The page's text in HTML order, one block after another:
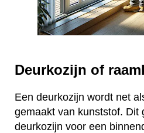
Deurkozijn of
Een deurkozijn wordt net
gemaakt van kunststof. Dit
deurkozijn voor een